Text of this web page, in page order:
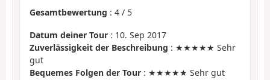
Gesamtbewertung : 4 / 5
Datum deiner Tour : 10. Sep 2017
Zuverlässigkeit der Beschreibung : ★★★★★ Sehr
gut
Bequemes Folgen der Tour : ★★★★★ Sehr gut